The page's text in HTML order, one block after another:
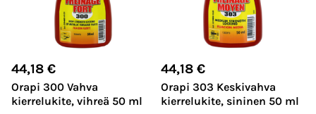
44,18 €
Orapi 300 Vahva
kierrelukite, vihreä 50 ml
44,18 €
Orapi 303 Keskivahva
kierrelukite, sininen 50 ml